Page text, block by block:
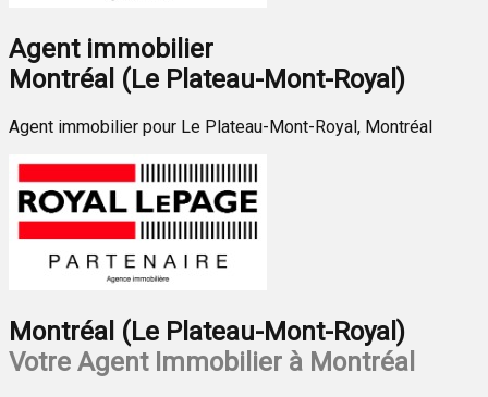
Agent immobilier
Montréal (Le Plateau-Mont-Royal)
Agent immobilier pour Le Plateau-Mont-Royal, Montréal
Montréal (Le Plateau-Mont-Royal)
Votre Agent Immobilier à Montréal